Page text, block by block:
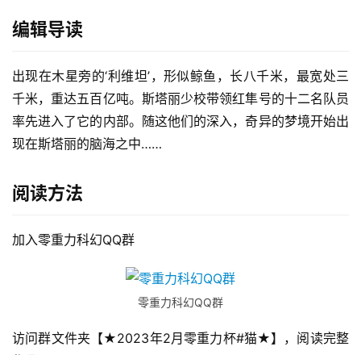
编辑导读
出现在木星旁的‘利维坦’，形似鲸鱼，长八千米，最宽处三
千米，重达五百亿吨。斯塔丽少校带领红隼号的十二名队员
率先进入了它的内部。随这他们的深入，奇异的梦境开始出
现在斯塔丽的脑海之中……
阅读方法
加入零重力科幻QQ群
零重力科幻QQ群
访问群文件夹【★2023年2月零重力杯#猫★】，阅读完整